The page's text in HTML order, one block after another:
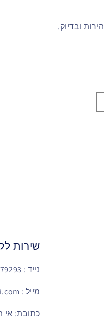
שירות
נייד : 055-9979293
מייל : sarit@elementessori.com